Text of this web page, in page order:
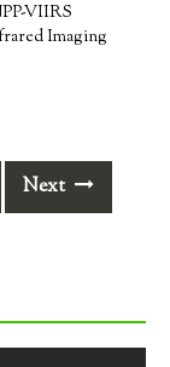
VIIRS
Imaging
Next